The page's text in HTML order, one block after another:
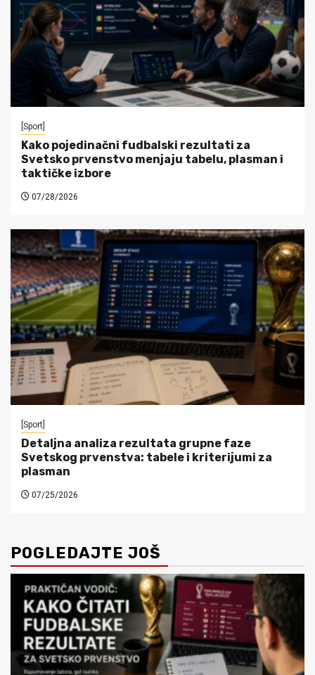
[Sport]
Kako pojedinačni fudbalski rezultati za
Svetsko prvenstvo menjaju tabelu, plasman i
taktičke izbore
07/28/2026
[Sport]
Detaljna analiza rezultata grupne faze
Svetskog prvenstva: tabele i kriterijumi za
plasman
07/25/2026
POGLEDAJTE JOŠ